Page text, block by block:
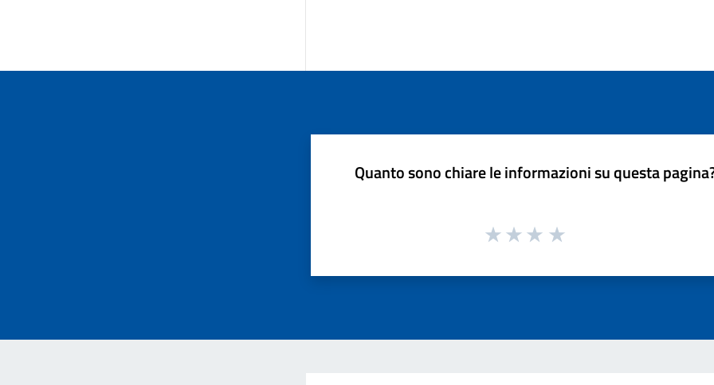
Quanto sono chiare le informazioni su questa